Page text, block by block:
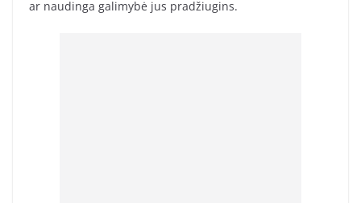
ar naudinga galimybė jus pradžiugins.